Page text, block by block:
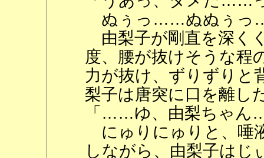
ぬぅっ……ぬぬぅ
由梨子が剛直を深く
度、腰が抜けそうな程
力が抜け、ずりずりと
梨子は唐突に口を離し
「……ゆ、由梨ちゃ
にゅりにゅりと、唾
しながら、由梨子はじ